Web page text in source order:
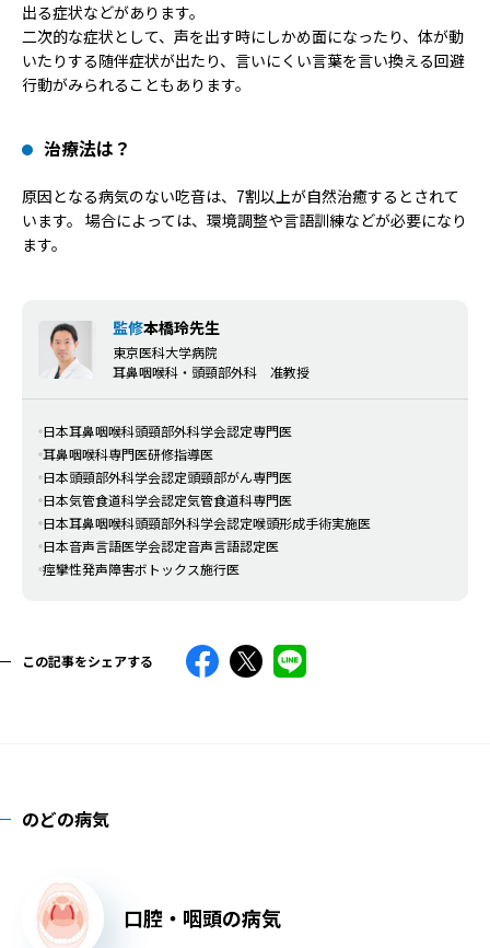
出る症状などがあります。
二次的な症状として、声を出す時にしかめ面になったり、体が動
いたりする随伴症状が出たり、言いにくい言葉を言い換える回避
行動がみられることもあります。
治療法は？
原因となる病気のない吃音は、7割以上が自然治癒するとされて
います。 場合によっては、環境調整や言語訓練などが必要になり
ます。
監修本橋玲先生
東京医科大学病院
耳鼻咽喉科・頭頸部外科 准教授
日本耳鼻咽喉科頭頸部外科学会認定専門医
耳鼻咽喉科専門医研修指導医
日本頭頸部外科学会認定頭頸部がん専門医
日本気管食道科学会認定気管食道科専門医
日本耳鼻咽喉科頭頸部外科学会認定喉頭形成手術実施医
日本音声言語医学会認定音声言語認定医
痙攣性発声障害ボトックス施行医
この記事をシェアする
のどの病気
口腔・咽頭の病気